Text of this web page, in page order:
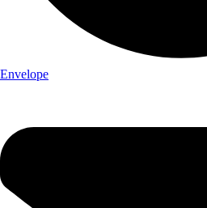
Envelope